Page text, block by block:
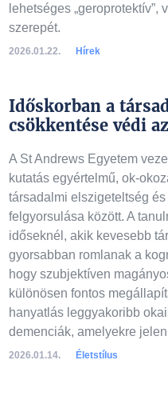
lehetséges
szerepét.
2026.01.22. Hírek
Időskorban a
csökkentése védi
A St Andrews Egyetem
kutatás egyértelmű, ok-
társadalmi elszigeteltség
felgyorsulása között. A
időseknél, akik kevesebb
gyorsabban romlanak a
hogy szubjektíven
különösen fontos
hanyatlás leggyakoribb
demenciák, amelyekre
2026.01.14. Életstílus